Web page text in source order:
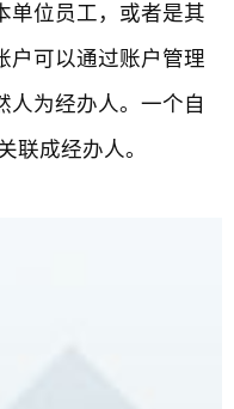
单位员工，或者是其
户可以通过账户管理
人为经办人。一个自
联成经办人。